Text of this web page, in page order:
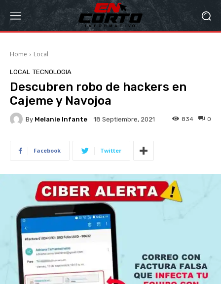
Home Local
LOCAL TECNOLOGIA
Descubren robo de hackers en
Cajeme y Navojoa
By Melanie Infante 18 Septiembre, 2021 0
834
Facebook Twitter